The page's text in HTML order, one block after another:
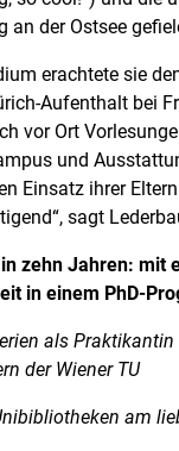
an der Ostsee
erachtete sie
Aufenthalt bei
vor Ort
und
Einsatz ihrer
sagt
zehn Jahren: mit
in einem PhD-
als Praktikantin
der Wiener TU
am